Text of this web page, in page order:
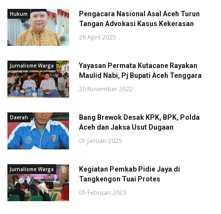
Hukum
Pengacara Nasional Asal Aceh Turun
Tangan Advokasi Kasus Kekerasan
26 April 2025
Jurnalisme Warga
Yayasan Permata Kutacane Rayakan
Maulid Nabi, Pj Bupati Aceh Tenggara
20 November 2022
Daerah
Bang Brewok Desak KPK, BPK, Polda
Aceh dan Jaksa Usut Dugaan
01 Januari 2025
Jurnalisme Warga
Kegiatan Pemkab Pidie Jaya di
Tangkengon Tuai Protes
05 Februari 2023